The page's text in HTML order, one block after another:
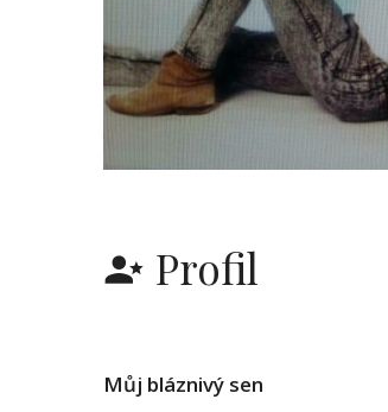
Profil
Můj bláznivý sen